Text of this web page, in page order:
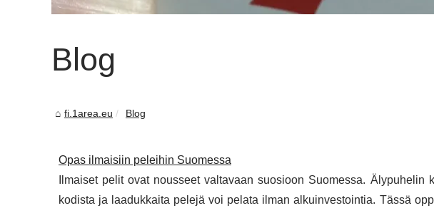
Blog
fi.1area.eu Blog
Opas ilmaisiin peleihin Suomessa
Ilmaiset pelit ovat nousseet valtavaan suosioon Suomessa.
kodista ja laadukkaita pelejä voi pelata ilman alkuinvestointia. Tässä